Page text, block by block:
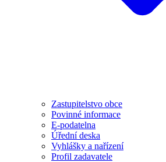
Zastupitelstvo obce
Povinné informace
E-podatelna
Úřední deska
Vyhlášky a nařízení
Profil zadavatele